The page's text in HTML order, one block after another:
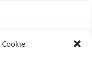
Cookie